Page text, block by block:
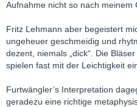
Aufnahme nicht so nach meinem
Fritz Lehmann aber begeistert
ungeheuer geschmeidig und
dezent, niemals „dick“. Die
spielen fast mit der Leichtigkeit
Furtwängler’s Interpretation
geradezu eine richtige